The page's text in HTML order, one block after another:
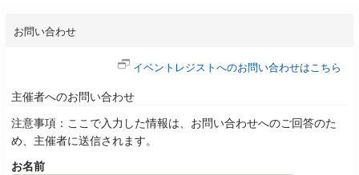
お問い合わせ
イベントレジストへのお問い合わせはこちら
主催者へのお問い合わせ
注意事項：ここで入力した情報は、お問い合わせへのご回答のた
め、主催者に送信されます。
お名前